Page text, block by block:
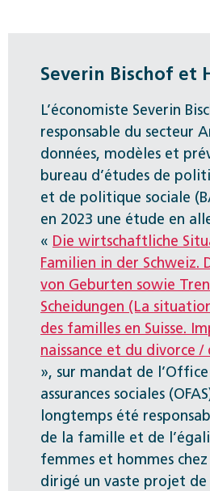
Severin Bischof et
L’économiste Severin
responsable du secteur
données, modèles et
bureau d’études de
et de politique sociale
en 2023 une étude en
« Die wirtschaftliche
Familien in der Schweiz.
von Geburten sowie
Scheidungen (La
des familles en Suisse.
naissance et du divorce
», sur mandat de
assurances sociales
longtemps été
de la famille et de
femmes et hommes chez
dirigé un vaste projet de